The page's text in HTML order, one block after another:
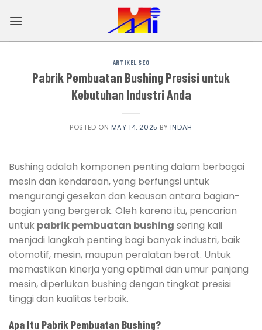
ARTIKEL SEO
Pabrik Pembuatan Bushing Presisi untuk
Kebutuhan Industri Anda
POSTED ON MAY 14, 2025 BY INDAH
Bushing adalah komponen penting dalam berbagai
mesin dan kendaraan, yang berfungsi untuk
mengurangi gesekan dan keausan antara bagian-
bagian yang bergerak. Oleh karena itu, pencarian
untuk pabrik pembuatan bushing sering kali
menjadi langkah penting bagi banyak industri, baik
otomotif, mesin, maupun peralatan berat. Untuk
memastikan kinerja yang optimal dan umur panjang
mesin, diperlukan bushing dengan tingkat presisi
tinggi dan kualitas terbaik.
Apa Itu Pabrik Pembuatan Bushing?